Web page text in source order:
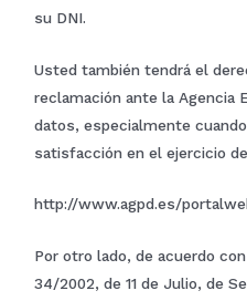
su DNI.
Usted también tendrá el
reclamación ante la Agencia
datos, especialmente
satisfacción en el ejercicio
http://www.agpd.es/
Por otro lado, de acuerdo
34/2002, de 11 de Julio, de